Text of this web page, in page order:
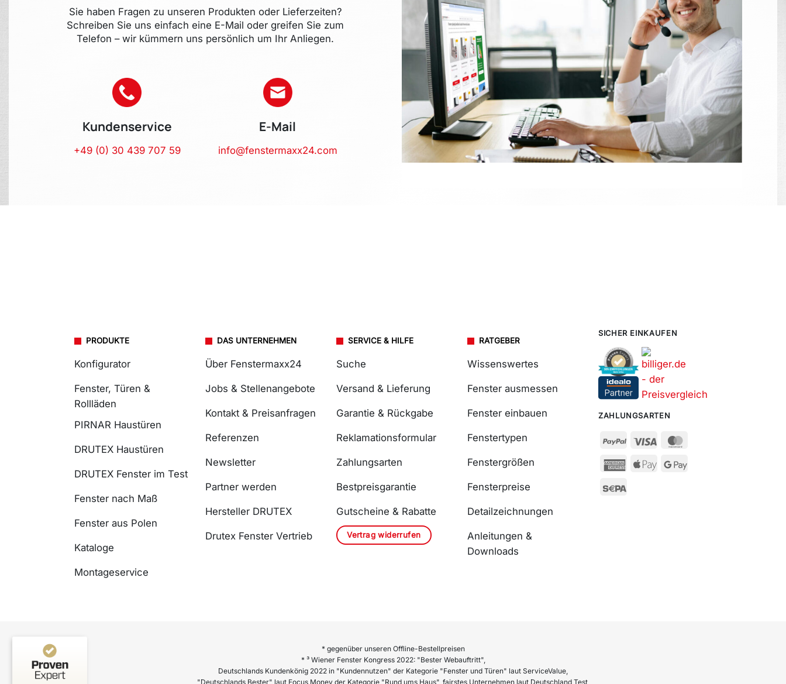
Sie haben Fragen zu unseren Produkten oder Lieferzeiten?
Schreiben Sie uns einfach eine E-Mail oder greifen Sie zum
Telefon – wir kümmern uns persönlich um Ihr Anliegen.
Kundenservice
+49 (0) 30 439 707 59
E-Mail
info@fenstermaxx24.com
PRODUKTE
Konfigurator
Fenster, Türen &
Rollläden
PIRNAR Haustüren
DRUTEX Haustüren
DRUTEX Fenster im Test
Fenster nach Maß
Fenster aus Polen
Kataloge
Montageservice
DAS UNTERNEHMEN
Über Fenstermaxx24
Jobs & Stellenangebote
Kontakt & Preisanfragen
Referenzen
Newsletter
Partner werden
Hersteller DRUTEX
Drutex Fenster Vertrieb
SERVICE & HILFE
Suche
Versand & Lieferung
Garantie & Rückgabe
Reklamationsformular
Zahlungsarten
Bestpreisgarantie
Gutscheine & Rabatte
Vertrag widerrufen
RATGEBER
Wissenswertes
Fenster ausmessen
Fenster einbauen
Fenstertypen
Fenstergrößen
Fensterpreise
Detailzeichnungen
Anleitungen &
Downloads
SICHER EINKAUFEN
ZAHLUNGSARTEN
* gegenüber unseren Offline-Bestellpreisen
* ³ Wiener Fenster Kongress 2022: "Bester Webauftritt",
Deutschlands Kundenkönig 2022 in "Kundennutzen" der Kategorie "Fenster und Türen" laut ServiceValue,
"Deutschlands Bester" laut Focus Money der Kategorie "Rund ums Haus", fairstes Unternehmen laut Deutschland Test,